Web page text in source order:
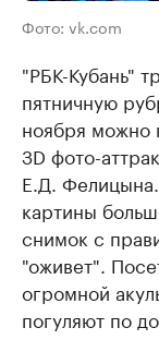
Фото: vk.com
"РБК-Кубань"
пятничную
ноября можно
ЗD фото-
Е.Д.
картины
снимок с
"оживет".
огромной
погуляют по